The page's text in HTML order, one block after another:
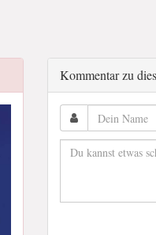
Kommentar zu